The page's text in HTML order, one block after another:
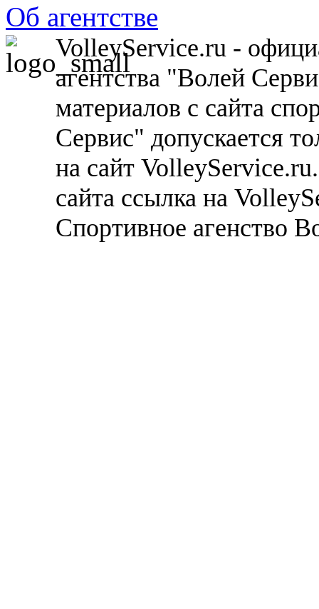
Об агентстве
VolleyService.ru -
агентства "Волей
материалов с сайта
Сервис" допускается
на сайт
сайта ссылка на
Спортивное агенство